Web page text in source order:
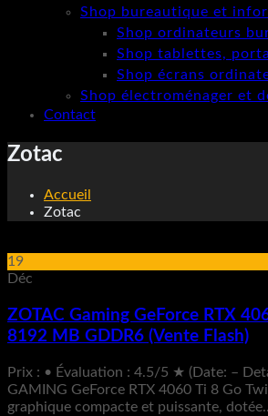
Shop bureautique et
Shop ordinateurs
Shop tablettes,
Shop écrans
Shop électroménager et
Contact
Zotac
Accueil
Zotac
19
Déc
ZOTAC Gaming GeForce RTX
8192 MB GDDR6 (Vente Flash)
Prix : • Évaluation : 4.5/5 ★ (Date: –
GAMING GeForce RTX 4060 Ti 8 Go
graphique compacte et puissante,